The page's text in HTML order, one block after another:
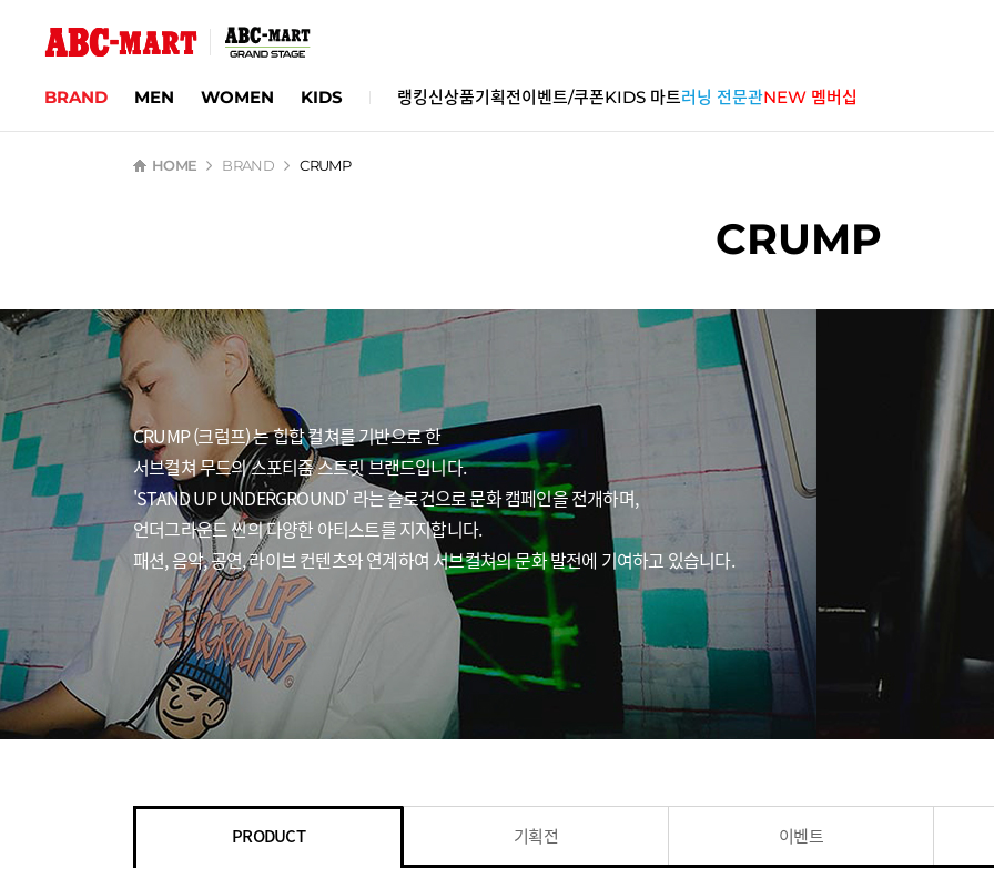
BRAND MEN WOMEN KIDS 랭킹신상품기획전이벤트/쿠폰KIDS 마트러닝 전문관NEW 멤버십
HOME BRAND CRUMP
CRUMP
CRUMP (크럼프) 는 힙합 컬쳐를 기반으로 한
서브컬쳐 무드의 스포티즘 스트릿 브랜드입니다.
'STAND UP UNDERGROUND' 라는 슬로건으로 문화 캠페인을 전개하며,
언더그라운드 씬의 다양한 아티스트를 지지합니다.
패션, 음악, 공연, 라이브 컨텐츠와 연계하여 서브컬쳐의 문화 발전에 기여하고 있습니다.
PRODUCT 기획전 이벤트